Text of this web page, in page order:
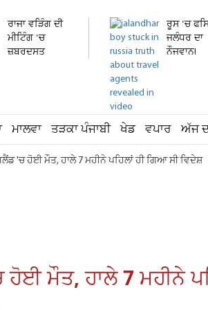
ਰਾਜਾ ਵੜਿੰਗ ਦੀ
ਮੀਟਿੰਗ 'ਚ
ਜ਼ਬਰਦਸਤ
ਰੂਸ 'ਚ
ਜਲੰਧਰ ਦਾ
ਨੌਜਵਾਨ!
ਮਾਲਵਾ ਤੜਕਾ ਪੰਜਾਬੀ ਖੇਡ ਵਪਾਰ ਅੱਜ
'ਚ ਹੋਈ ਮੌਤ, ਹਾਲੇ 7 ਮਹੀਨੇ ਪਹਿਲਾਂ ਹੀ ਗਿਆ ਸੀ ਵਿਦੇਸ਼
ਮੌਤ, ਹਾਲੇ 7 ਮਹੀਨੇ